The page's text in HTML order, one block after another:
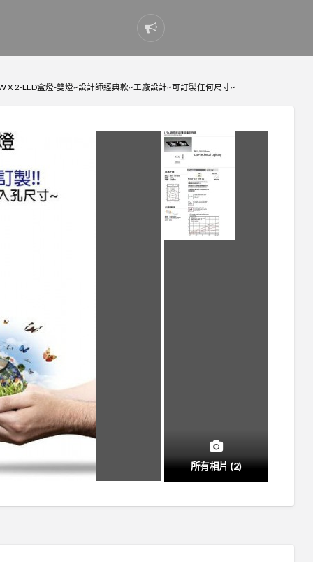
Report
problem
X 2-LED盒燈-雙燈~設計師經典款~工廠設計~可訂製任何尺寸~
所有相片 (2)